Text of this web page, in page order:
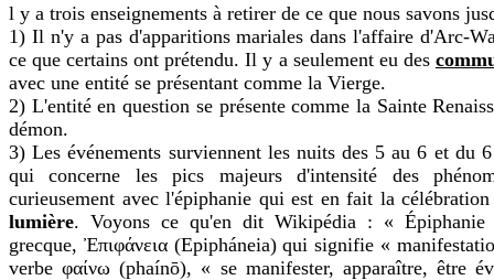
l y a trois enseignements à retirer de ce que nous savons
1) Il n'y a pas d'apparitions mariales dans l'affaire d'Arc-
ce que certains ont prétendu. Il y a seulement eu des
avec une entité se présentant comme la Vierge.
2) L'entité en question se présente comme la Sainte
démon.
3) Les événements surviennent les nuits des 5 au 6 et du
qui concerne les pics majeurs d'intensité des
curieusement avec l'épiphanie qui est en fait la
lumière. Voyons ce qu'en dit Wikipédia : «
grecque, Ἐπιφάνεια (Epipháneia) qui signifie «
verbe φαίνω (phaínō), « se manifester, apparaître, être